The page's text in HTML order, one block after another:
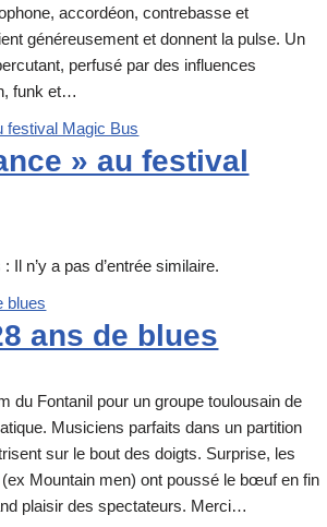
accordéon, contrebasse et
généreusement et donnent la pulse. Un
perfusé par des influences
funk et…
» au festival
Il n’y a pas d’entrée similaire.
ans de blues
du Fontanil pour un groupe toulousain de
Musiciens parfaits dans un partition
sur le bout des doigts. Surprise, les
Mountain men) ont poussé le bœuf en fin
plaisir des spectateurs. Merci…